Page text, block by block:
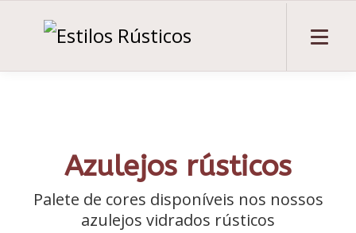
Azulejos rústicos
Palete de cores disponíveis nos nossos
azulejos vidrados rústicos